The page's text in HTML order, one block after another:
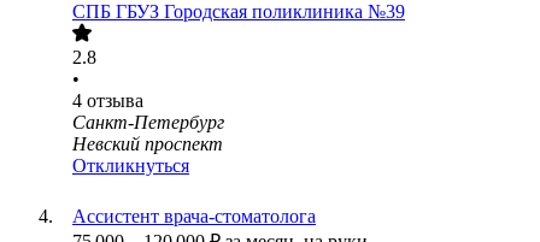
СПБ ГБУЗ Городская поликлиника №39
2.8
•
4 отзыва
Санкт-Петербург
Невский проспект
Откликнуться
Ассистент врача-стоматолога